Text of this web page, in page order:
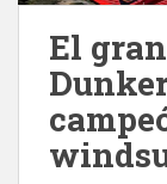
El